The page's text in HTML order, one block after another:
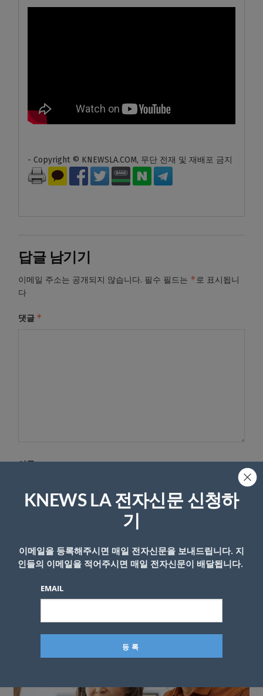
- Copyright © KNEWSLA.COM, 무단 전재 및 재배포 금지
답글 남기기
이메일 주소는 공개되지 않습니다. 필수 필드는 *로 표시됩니
다
댓글 *
이름
KNEWS LA 전자신문 신청하
기
이메일을 등록해주시면 매일 전자신문을 보내드립니다. 지
인들의 이메일을 적어주시면 매일 전자신문이 배달됩니다.
EMAIL